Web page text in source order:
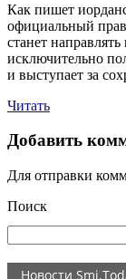
Как пишет
официальный
станет
исключительно
и выступает за
Читать
Добавить
Для отправки
Поиск